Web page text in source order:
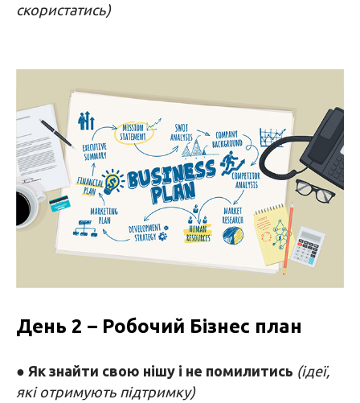
скористатись)
День 2 – Робочий Бізнес план
● Як знайти свою нішу і не помилитись (ідеї,
які отримують підтримку)